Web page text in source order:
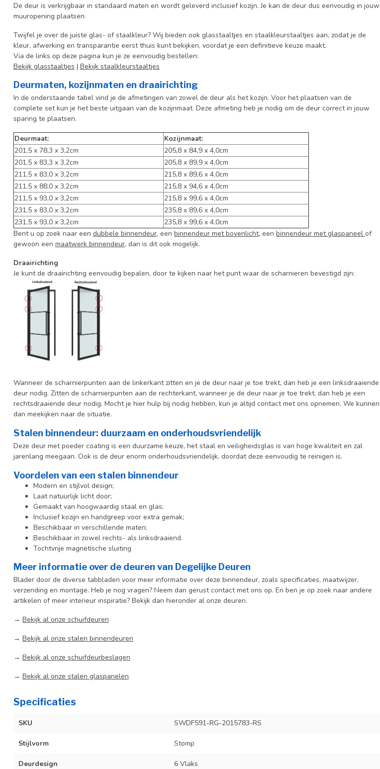
De deur is verkrijgbaar in standaard maten en wordt geleverd inclusief kozijn. Je kan de deur dus eenvoudig in jouw
muuropening plaatsen.
Twijfel je over de juiste glas- of staalkleur? Wij bieden ook glasstaaltjes en staalkleurstaaltjes aan, zodat je de
kleur, afwerking en transparantie eerst thuis kunt bekijken, voordat je een definitieve keuze maakt.
Via de links op deze pagina kun je ze eenvoudig bestellen:
Bekijk glasstaaltjes | Bekijk staalkleurstaaltjes
Deurmaten, kozijnmaten en draairichting
In de onderstaande tabel vind je de afmetingen van zowel de deur als het kozijn. Voor het plaatsen van de
complete set kun je het beste uitgaan van de kozijnmaat. Deze afmeting heb je nodig om de deur correct in jouw
sparing te plaatsen.
Deurmaat:
Kozijnmaat:
201,5 x 78,3 x 3,2cm
205,8 x 84,9 x 4,0cm
201,5 x 83,3 x 3,2cm
205,8 x 89,9 x 4,0cm
211,5 x 83,0 x 3,2cm
215,8 x 89,6 x 4,0cm
211,5 x 88,0 x 3,2cm
215,8 x 94,6 x 4,0cm
211,5 x 93,0 x 3,2cm
215,8 x 99,6 x 4,0cm
231,5 x 83,0 x 3,2cm
235,8 x 89,6 x 4,0cm
231,5 x 93,0 x 3,2cm
235,8 x 99,6 x 4,0cm
Bent u op zoek naar een dubbele binnendeur, een binnendeur met bovenlicht, een binnendeur met glaspaneel of
gewoon een maatwerk binnendeur, dan is dit ook mogelijk.
Draairichting
Je kunt de draairichting eenvoudig bepalen, door te kijken naar het punt waar de scharnieren bevestigd zijn:
Wanneer de scharnierpunten aan de linkerkant zitten en je de deur naar je toe trekt, dan heb je een linksdraaiende
deur nodig. Zitten de scharnierpunten aan de rechterkant, wanneer je de deur naar je toe trekt, dan heb je een
rechtsdraaiende deur nodig. Mocht je hier hulp bij nodig hebben, kun je altijd contact met ons opnemen. We kunnen
dan meekijken naar de situatie.
Stalen binnendeur: duurzaam en onderhoudsvriendelijk
Deze deur met poeder coating is een duurzame keuze, het staal en veiligheidsglas is van hoge kwaliteit en zal
jarenlang meegaan. Ook is de deur enorm onderhoudsvriendelijk, doordat deze eenvoudig te reinigen is.
Voordelen van een stalen binnendeur
Modern en stijlvol design;
Laat natuurlijk licht door;
Gemaakt van hoogwaardig staal en glas;
Inclusief kozijn en handgreep voor extra gemak;
Beschikbaar in verschillende maten;
Beschikbaar in zowel rechts- als linksdraaiend.
Tochtvrije magnetische sluiting
Meer informatie over de deuren van Degelijke Deuren
Blader door de diverse tabbladen voor meer informatie over deze binnendeur, zoals specificaties, maatwijzer,
verzending en montage. Heb je nog vragen? Neem dan gerust contact met ons op. En ben je op zoek naar andere
artikelen of meer interieur inspiratie? Bekijk dan hieronder al onze deuren.
→ Bekijk al onze schuifdeuren
→ Bekijk al onze stalen binnendeuren
→ Bekijk al onze schuifdeurbeslagen
→ Bekijk al onze stalen glaspanelen
Specificaties
SKU SWDF591-RG-2015783-RS
Stijlvorm Stomp
Deurdesign 6 Vlaks